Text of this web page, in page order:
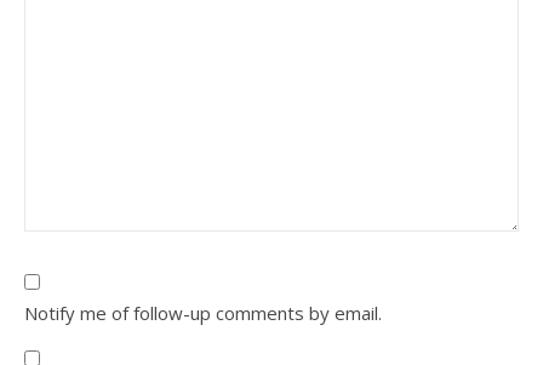
Notify me of follow-up comments by email.